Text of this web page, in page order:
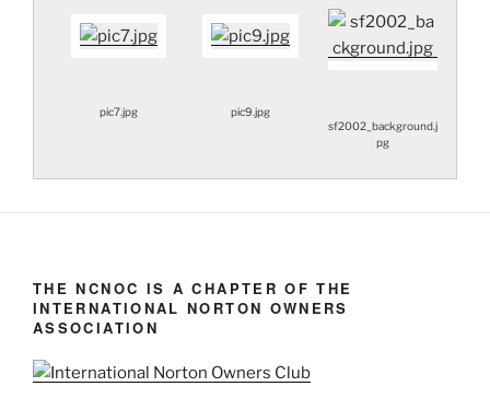
pic7.jpg
pic9.jpg
sf2002_background.j
pg
THE NCNOC IS A CHAPTER OF THE
INTERNATIONAL NORTON OWNERS
ASSOCIATION